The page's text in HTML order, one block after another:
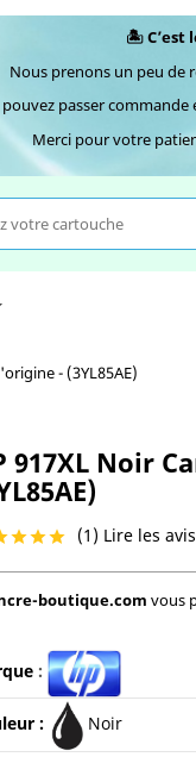
🏝️ C’est
Nous prenons un peu de
passer
Merci pour votre
- (3YL85AE)
917XL Noir
 (1) Lire les avis
boutique.com vous
:
: Noir